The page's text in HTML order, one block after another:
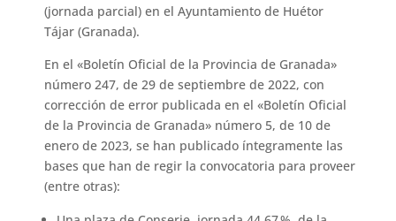
(jornada parcial) en el Ayuntamiento de Huétor
Tájar (Granada).
En el «Boletín Oficial de la Provincia de Granada»
número 247, de 29 de septiembre de 2022, con
corrección de error publicada en el «Boletín Oficial
de la Provincia de Granada» número 5, de 10 de
enero de 2023, se han publicado íntegramente las
bases que han de regir la convocatoria para proveer
(entre otras):